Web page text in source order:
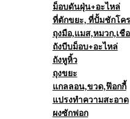
ม็อบดันฝุ่น+อะไหล่
ที่ตักขยะ, ที่ปั้มชักโค
ถุงมือ,แมส,หมวก,เชื
ถังบีบม็อบ+อะไหล่
ถังหูหิ้ว
ถุงขยะ
แกลลอน,ขวด,ฟ๊อกกี้
แปรงทำความสะอาด
ผงซักฟอก